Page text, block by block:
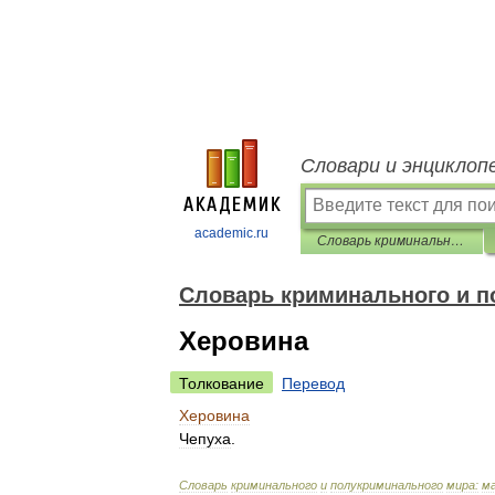
academic.ru
Словари и
Словарь криминального и полукриминального мира
Словарь криминального и
Херовина
Толкование
Перевод
Херовина
Чепуха
Словарь криминального и полукриминального мира: